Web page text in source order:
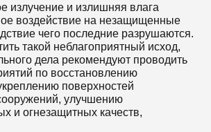
излучение и излишняя влага
воздействие на незащищенные
чего последние разрушаются.
такой неблагоприятный исход,
дела рекомендуют проводить
по восстановлению
поверхностей
улучшению
и огнезащитных качеств,